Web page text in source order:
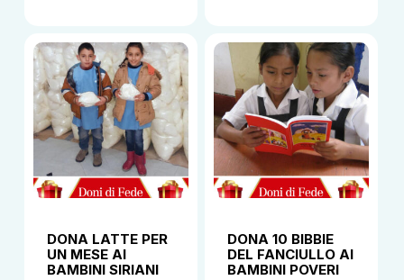
DONA LATTE PER
UN MESE AI
BAMBINI SIRIANI
DONA 10 BIBBIE
DEL FANCIULLO AI
BAMBINI POVERI